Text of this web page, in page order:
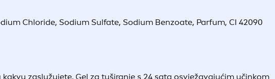
Chloride, Sodium Sulfate, Sodium Benzoate, Parfum, CI 42090
zaslužujete. Gel za tuširanje s 24 sata osvježavajućim učinkom